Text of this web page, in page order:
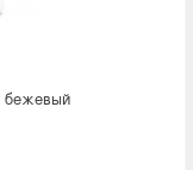
бежевый